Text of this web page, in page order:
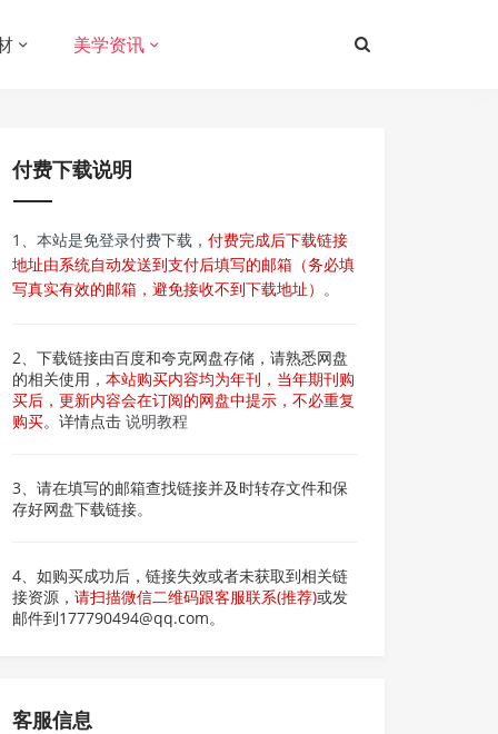
美学资讯
付费下载说明
1、本站是免登录付费下载，付费完成后下载链接
地址由系统自动发送到支付后填写的邮箱（务必填
写真实有效的邮箱，避免接收不到下载地址） 。
2、下载链接由百度和夸克网盘存储，请熟悉网盘
的相关使用，本站购买内容均为年刊，当年期刊购
买后，更新内容会在订阅的网盘中提示，不必重复
购买。详情点击说明教程
3、请在填写的邮箱查找链接并及时转存文件和保
存好网盘下载链接。
4、如购买成功后，链接失效或者未获取到相关链
接资源，请扫描微信二维码跟客服联系(推荐)或发
邮件到177790494@qq.com。
客服信息